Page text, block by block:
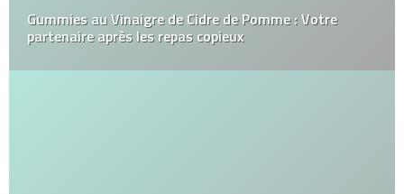
Gummies au Vinaigre de Cidre de Pomme : Votre
partenaire après les repas copieux